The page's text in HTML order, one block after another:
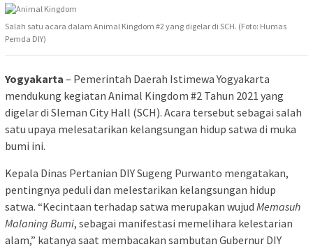
Salah satu acara dalam Animal Kingdom #2 yang digelar di SCH. (Foto: Humas
Pemda DIY)
Yogyakarta – Pemerintah Daerah Istimewa Yogyakarta
mendukung kegiatan Animal Kingdom #2 Tahun 2021 yang
digelar di Sleman City Hall (SCH). Acara tersebut sebagai salah
satu upaya melesatarikan kelangsungan hidup satwa di muka
bumi ini.
Kepala Dinas Pertanian DIY Sugeng Purwanto mengatakan,
pentingnya peduli dan melestarikan kelangsungan hidup
satwa. “Kecintaan terhadap satwa merupakan wujud Memasuh
Malaning Bumi, sebagai manifestasi memelihara kelestarian
alam,” katanya saat membacakan sambutan Gubernur DIY